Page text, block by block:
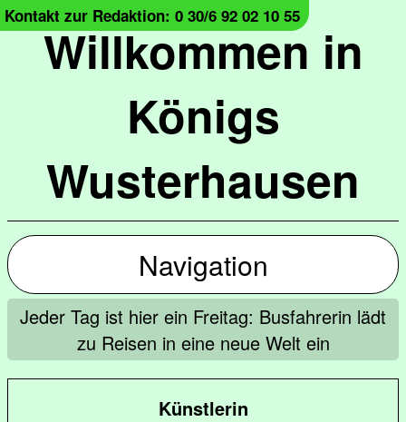
Willkommen in
Königs
Wusterhausen
Kontakt zur Redaktion: 0 30/6 92 02 10 55
Navigation
Jeder Tag ist hier ein Freitag: Busfahrerin lädt
zu Reisen in eine neue Welt ein
Künstlerin